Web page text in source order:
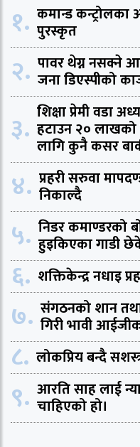
१. कमान्ड कन्ट्रोलका
पुरस्कृत
२. पावर थेग्न नसक्ने
जना डिएस्पीको
३. शिक्षा प्रेमी वडा
हटाउन २० लाखको
लागि कुनै कसर
४. प्रहरी सरुवा
निकाल्दै
५. निडर कमाण्डरको
हुइकिएका गाडी
६. शक्तिकेन्द्र नधाइ
७. संगठनको शान
गिरी भावी
८. लोकप्रिय बन्दै
९. आरति साह लाई
चाहिएको हो।